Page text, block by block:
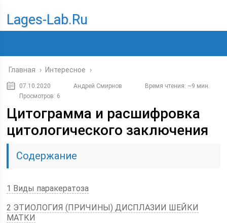
Lages-Lab.ru
Главная › Интересное ›
07.10.2020 Андрей Смирнов
Время чтения: ~9 мин.
Просмотров: 6
Цитограмма и расшифровка
цитологического заключения
Содержание
1 Виды паракератоза
2 ЭТИОЛОГИЯ (ПРИЧИНЫ) ДИСПЛАЗИИ ШЕЙКИ
МАТКИ